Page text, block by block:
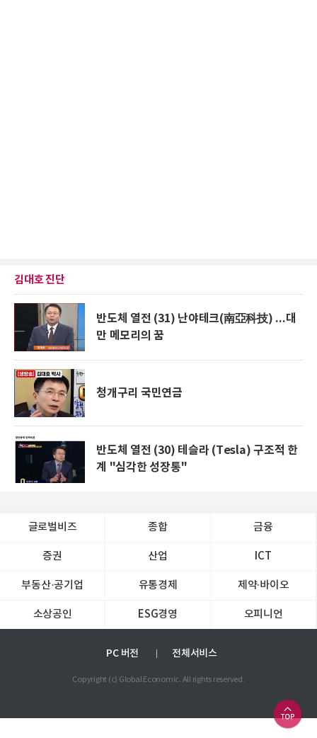
김대호 진단
반도체 열전 (31) 난야테크(南亞科技) ...대
만 메모리의 꿈
청개구리 국민연금
반도체 열전 (30) 테슬라 (Tesla) 구조적 한
계 "심각한 성장통"
글로벌비즈 종합 금융
증권 산업 ICT
부동산·공기업 유통경제 제약∙바이오
소상공인 ESG경영 오피니언
PC 버전 전체서비스
Copyright (c) Global Economic. All rights reserved.